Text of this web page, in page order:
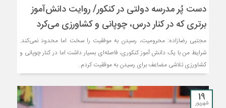
دست پُر مدرسه دولتی در کنکور/ روایت دانش‌آموز
برتری که در کنار درس، چوپانی و کشاورزی می‌کرد
مجتبی رضازاده: محرومیت، رسیدن به موفقیت را سخت اما محدود نمی‌کند.
شرایط من با یک دانش آموز کنکوری، فاصله‌ای بسیار داشت اما در کنار چوپانی و
کشاورزی تلاشی مضاعف برای رسیدن به موفقیت کردم.
19
شهریور